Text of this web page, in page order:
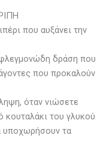
που αυξάνει την
φλεγμονώδη δράση που
που προκαλούν
όταν νιώσετε
του γλυκού
υποχωρήσουν τα